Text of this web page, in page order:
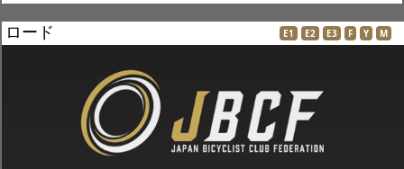
ロード E1 E2 E3 F Y M